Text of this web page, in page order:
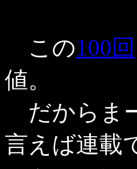
この100回
値。
だからま
言えば連載